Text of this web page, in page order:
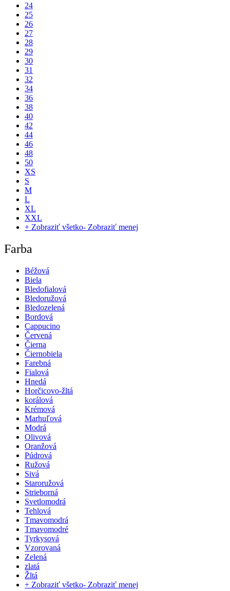
24
25
26
27
28
29
30
31
32
34
36
38
40
42
44
46
48
50
XS
S
M
L
XL
XXL
+ Zobraziť všetko- Zobraziť menej
Farba
Béžová
Biela
Bledofialová
Bledoružová
Bledozelená
Bordová
Cappucino
Červená
Čierna
Čiernobiela
Farebná
Fialová
Hnedá
Horčicovo-žltá
korálová
Krémová
Marhuľová
Modrá
Olivová
Oranžová
Púdrová
Ružová
Sivá
Staroružová
Strieborná
Svetlomodrá
Tehlová
Tmavomodrá
Tmavomodré
Tyrkysová
Vzorovaná
Zelená
zlatá
Žltá
+ Zobraziť všetko- Zobraziť menej